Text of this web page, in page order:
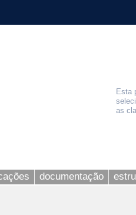
Esta
as
documentação